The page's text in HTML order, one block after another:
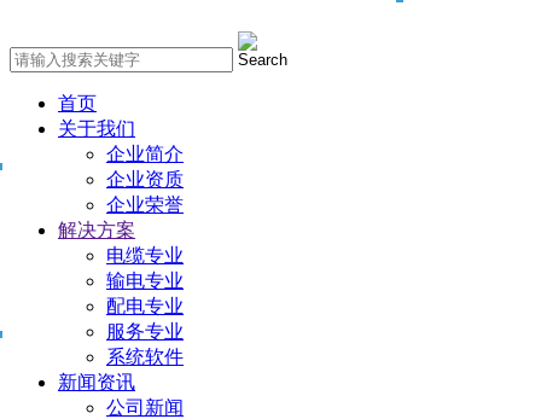
首页
关于我们
企业简介
企业资质
企业荣誉
解决方案
电缆专业
输电专业
配电专业
服务专业
系统软件
新闻资讯
公司新闻